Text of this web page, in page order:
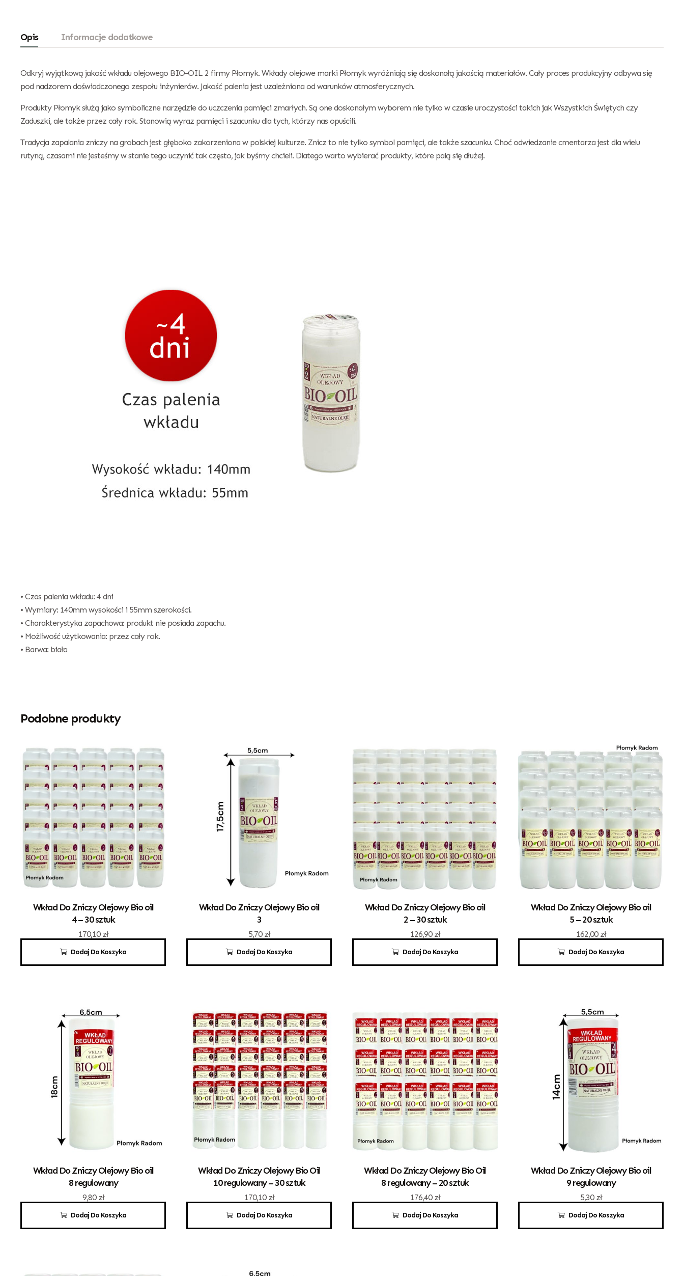
Opis Informacje dodatkowe
Odkryj wyjątkową jakość wkładu olejowego BIO-OIL 2 firmy Płomyk. Wkłady olejowe marki Płomyk wyróżniają się doskonałą jakością materiałów. Cały proces produkcyjny odbywa się
pod nadzorem doświadczonego zespołu inżynierów. Jakość palenia jest uzależniona od warunków atmosferycznych.
Produkty Płomyk służą jako symboliczne narzędzie do uczczenia pamięci zmarłych. Są one doskonałym wyborem nie tylko w czasie uroczystości takich jak Wszystkich Świętych czy
Zaduszki, ale także przez cały rok. Stanowią wyraz pamięci i szacunku dla tych, którzy nas opuścili.
Tradycja zapalania zniczy na grobach jest głęboko zakorzeniona w polskiej kulturze. Znicz to nie tylko symbol pamięci, ale także szacunku. Choć odwiedzanie cmentarza jest dla wielu
rutyną, czasami nie jesteśmy w stanie tego uczynić tak często, jak byśmy chcieli. Dlatego warto wybierać produkty, które palą się dłużej.
• Czas palenia wkładu: 4 dni
• Wymiary: 140mm wysokości i 55mm szerokości.
• Charakterystyka zapachowa: produkt nie posiada zapachu.
• Możliwość użytkowania: przez cały rok.
• Barwa: biała
Podobne produkty
Dodaj Do Koszyka
Wkład Do Zniczy Olejowy Bio oil
4 – 30 sztuk
170,10 zł
Dodaj Do Koszyka
Wkład Do Zniczy Olejowy Bio oil
3
5,70 zł
Dodaj Do Koszyka
Wkład Do Zniczy Olejowy Bio oil
2 – 30 sztuk
126,90 zł
Dodaj Do Koszyka
Wkład Do Zniczy Olejowy Bio oil
5 – 20 sztuk
162,00 zł
Dodaj Do Koszyka
Wkład Do Zniczy Olejowy Bio oil
8 regulowany
9,80 zł
Dodaj Do Koszyka
Wkład Do Zniczy Olejowy Bio Oil
10 regulowany – 30 sztuk
170,10 zł
Dodaj Do Koszyka
Wkład Do Zniczy Olejowy Bio Oil
8 regulowany – 20 sztuk
176,40 zł
Dodaj Do Koszyka
Wkład Do Zniczy Olejowy Bio oil
9 regulowany
5,30 zł